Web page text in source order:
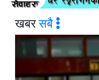
खबरसबै